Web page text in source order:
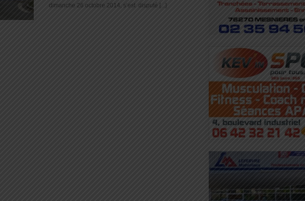
dimanche 26 octobre 2014, s’est disputé [...]